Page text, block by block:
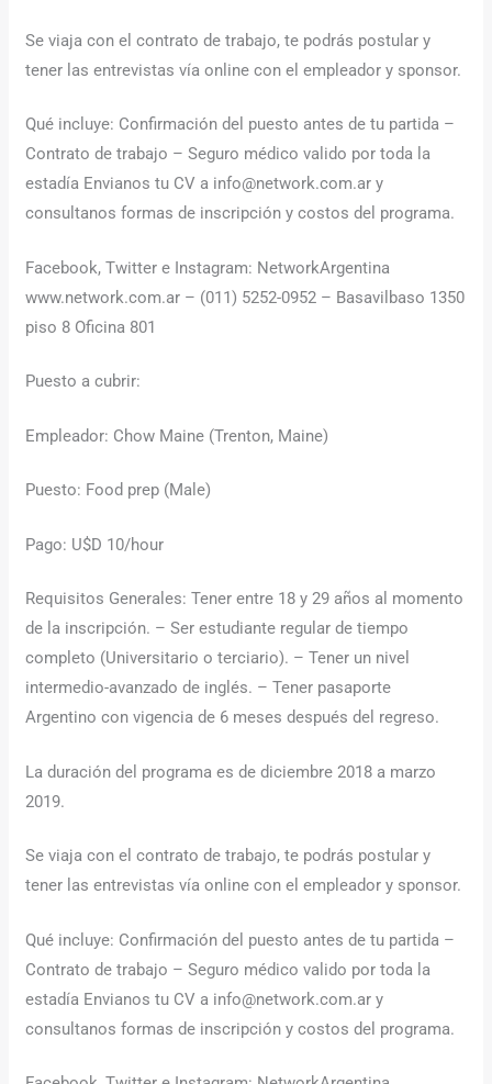
Se viaja con el contrato de trabajo, te podrás postular y
tener las entrevistas vía online con el empleador y sponsor.
Qué incluye: Confirmación del puesto antes de tu partida –
Contrato de trabajo – Seguro médico valido por toda la
estadía Envianos tu CV a info@network.com.ar y
consultanos formas de inscripción y costos del programa.
Facebook, Twitter e Instagram: NetworkArgentina
www.network.com.ar – (011) 5252-0952 – Basavilbaso 1350
piso 8 Oficina 801
Puesto a cubrir:
Empleador: Chow Maine (Trenton, Maine)
Puesto: Food prep (Male)
Pago: U$D 10/hour
Requisitos Generales: Tener entre 18 y 29 años al momento
de la inscripción. – Ser estudiante regular de tiempo
completo (Universitario o terciario). – Tener un nivel
intermedio-avanzado de inglés. – Tener pasaporte
Argentino con vigencia de 6 meses después del regreso.
La duración del programa es de diciembre 2018 a marzo
2019.
Se viaja con el contrato de trabajo, te podrás postular y
tener las entrevistas vía online con el empleador y sponsor.
Qué incluye: Confirmación del puesto antes de tu partida –
Contrato de trabajo – Seguro médico valido por toda la
estadía Envianos tu CV a info@network.com.ar y
consultanos formas de inscripción y costos del programa.